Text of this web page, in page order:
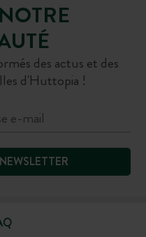
des actus et des
d'Huttopia !